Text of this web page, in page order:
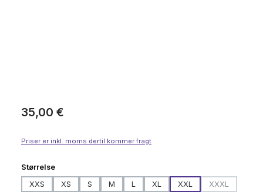
Almindelig pris:
35,00 €
Priser er inkl. moms dertil kommer fragt
Vælg
Størrelse
XXS
XS S M L XL XXL XXXL
(Denne